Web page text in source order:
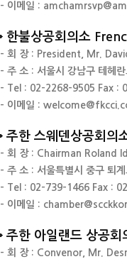
- 이메일 :
한불상공회의소
- 회 장 : President, Mr.
- 주 소 : 서울시 강남구 테헤
- Tel : 02-2268-9505 Fax :
- 이메일 :
주한 스웨덴상공회
- 회 장 : Chairman Roland
- 주 소 : 서울특별시 중구 퇴
- Tel : 02-739-1466 Fax :
- 이메일 :
주한 아일랜드 상공
- 회 장 : Convenor, Mr.